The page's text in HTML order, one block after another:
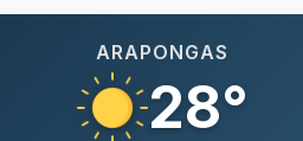
ARAPONGAS
28°